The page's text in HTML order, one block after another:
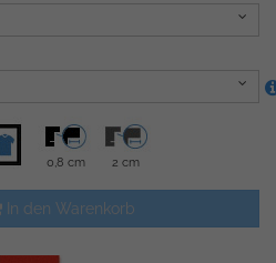
0,8 cm 2 cm
In den Warenkorb